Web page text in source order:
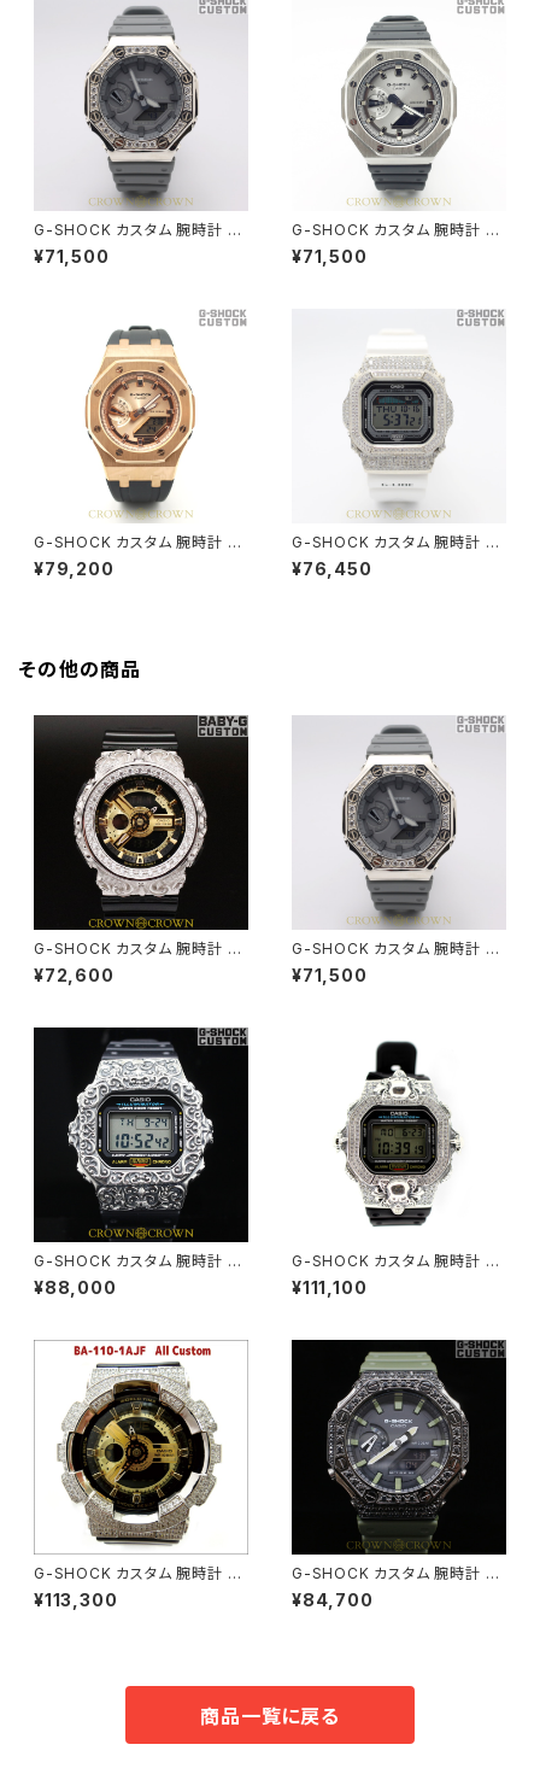
G-SHOCK カスタム 腕時計 カ
シオーク GA-2100SB-1A GA2
100-036
¥71,500
G-SHOCK カスタム 腕時計 カ
シオーク GA-2100SB-1A GA2
100-037
¥71,500
G-SHOCK カスタム 腕時計 G
MA-S2100MD-1A GMA-S21
00-005
¥79,200
G-SHOCK カスタム 腕時計 G
LX5600-7JF DW5600-021
¥76,450
その他の商品
G-SHOCK カスタム 腕時計 B
A110-1A BA110-020
¥72,600
G-SHOCK カスタム 腕時計 カ
シオーク GA-2100SB-1A GA2
100-036
¥71,500
G-SHOCK カスタム 腕時計 D
W5600E-1 DW5600-015
¥88,000
G-SHOCK カスタム 腕時計 G
LX5600-E1 DW5600-007
¥111,100
G-SHOCK カスタム 腕時計 B
A110-1A BA110-013
¥113,300
G-SHOCK カスタム 腕時計 カ
シオーク GA-2110SU-3AJF G
A2100-005
¥84,700
商品一覧に戻る